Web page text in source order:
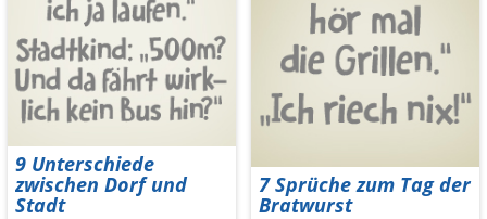
9 Unterschiede
zwischen Dorf und
Stadt
7 Sprüche zum Tag der
Bratwurst